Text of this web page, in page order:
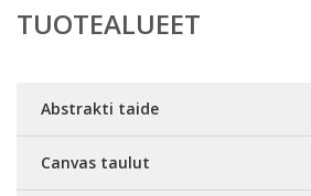
TUOTEALUEET
Abstrakti taide
Canvas taulut